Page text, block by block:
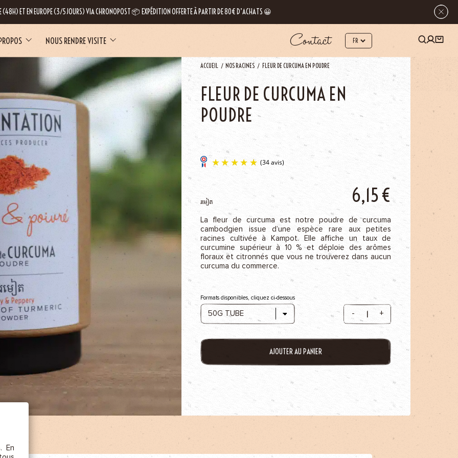
(48H) ET EN EUROPE (3/5 JOURS) VIA CHRONOPOST 📦 EXPÉDITION OFFERTE À PARTIR DE 80€ D’ACHATS 😀
NOUS RENDRE VISITE Contact
ACCUEIL NOS RACINES FLEUR DE CURCUMA EN POUDRE
FLEUR DE CURCUMA EN
POUDRE
រមៀត 6,15€
La fleur de curcuma est notre poudre de curcuma
cambodgien issue d’une espèce rare aux petites
racines cultivée à Kampot. Elle affiche un taux de
curcumine supérieur à 10 % et déploie des arômes
floraux et citronnés que vous ne trouverez dans aucun
curcuma du commerce.
(34 avis)
Formats disponibles, cliquez ci-dessous
- +
AJOUTER AU PANIER
En
au